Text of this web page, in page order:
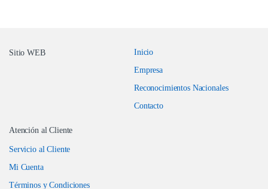
Sitio WEB
Inicio
Empresa
Reconocimientos Nacionales
Contacto
Atención al Cliente
Servicio al Cliente
Mi Cuenta
Términos y Condiciones